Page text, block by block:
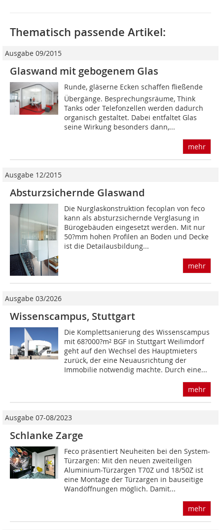
Thematisch passende Artikel:
Ausgabe 09/2015
Glaswand mit gebogenem Glas
Runde, gläserne Ecken schaffen fließende
Übergänge. Besprechungsräume, Think
Tanks oder Telefonzellen werden dadurch
organisch gestaltet. Dabei entfaltet Glas
seine Wirkung besonders dann,...
mehr
Ausgabe 12/2015
Absturzsichernde Glaswand
Die Nurglaskonstruktion fecoplan von feco
kann als absturzsichernde Verglasung in
Bürogebäuden eingesetzt werden. Mit nur
50?mm hohen Profilen an Boden und Decke
ist die Detailausbildung...
mehr
Ausgabe 03/2026
Wissenscampus, Stuttgart
Die Komplettsanierung des Wissenscampus
mit 68?000?m² BGF in Stuttgart Weilimdorf
geht auf den Wechsel des Hauptmieters
zurück, der ­eine Neuausrichtung der
Immobilie notwendig machte. Durch eine...
mehr
Ausgabe 07-08/2023
Schlanke Zarge
Feco präsentiert Neuheiten bei den System-
Türzargen: Mit den neuen zweiteiligen
Aluminium-Türzargen T70Z und 18/50Z ist
eine Montage der Türzargen in bauseitige
Wandöffnungen möglich. Damit...
mehr